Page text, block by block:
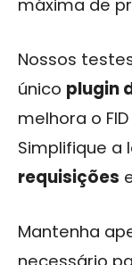
máxima de
Nossos
único plugin
melhora o
Simplifique a
requisições
Mantenha